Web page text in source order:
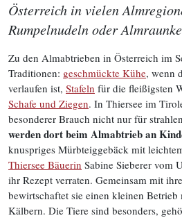
Österreich in vielen
Rumpelnudeln oder
Zu den Almabtrieben in Österreich im
Traditionen: geschmückte Kühe, wenn
verlaufen ist, Stafeln für die fleißigsten
Schafe und Ziegen. In Thiersee im
besonderer Brauch nicht nur für
werden dort beim Almabtrieb an
knuspriges Mürbteiggebäck mit
Thiersee Bäuerin Sabine Sieberer vom
ihr Rezept verraten. Gemeinsam mit
bewirtschaftet sie einen kleinen
Kälbern. Die Tiere sind besonders,